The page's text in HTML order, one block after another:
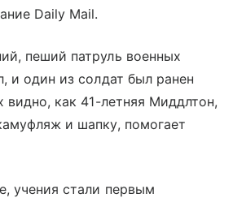
Daily Mail.
пеший патруль военных
и один из солдат был ранен
видно, как 41-летняя Миддлтон,
и шапку, помогает
учения стали первым